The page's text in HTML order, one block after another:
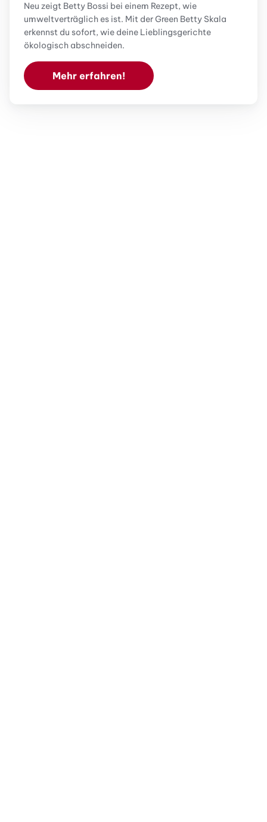
Neu zeigt Betty Bossi bei einem Rezept, wie
umweltverträglich es ist. Mit der Green Betty Skala
erkennst du sofort, wie deine Lieblingsgerichte
ökologisch abschneiden.
Mehr erfahren!